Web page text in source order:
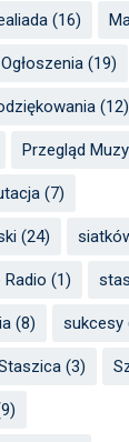
(16)
Ogłoszenia (19)
(12)
Przegląd
(7)
(24)
Radio (1)
(8) sukcesy
(3)